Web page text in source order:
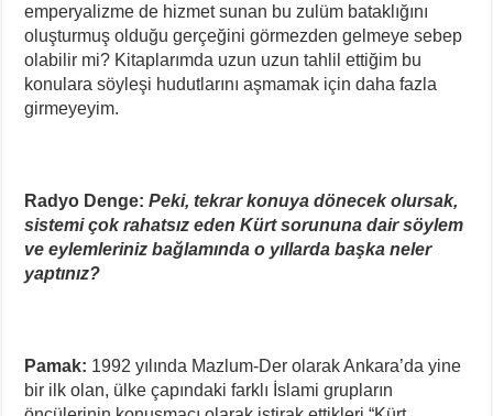
emperyalizme de hizmet sunan bu zulüm bataklığını
oluşturmuş olduğu gerçeğini görmezden gelmeye sebep
olabilir mi? Kitaplarımda uzun uzun tahlil ettiğim bu
konulara söyleşi hudutlarını aşmamak için daha fazla
girmeyeyim.
Radyo Denge:Peki, tekrar konuya dönecek olursak,
sistemi çok rahatsız eden Kürt sorununa dair söylem
ve eylemleriniz bağlamında o yıllarda başka neler
yaptınız?
Pamak: 1992 yılında Mazlum-Der olarak Ankara’da yine
bir ilk olan, ülke çapındaki farklı İslami grupların